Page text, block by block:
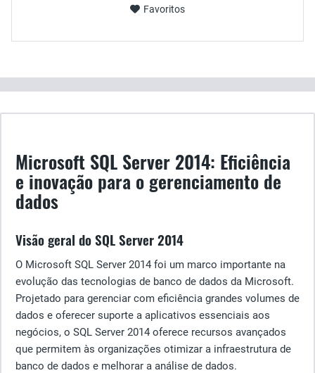
Favoritos
Microsoft SQL Server 2014: Eficiência
e inovação para o gerenciamento de
dados
Visão geral do SQL Server 2014
O Microsoft SQL Server 2014 foi um marco importante na
evolução das tecnologias de banco de dados da Microsoft.
Projetado para gerenciar com eficiência grandes volumes de
dados e oferecer suporte a aplicativos essenciais aos
negócios, o SQL Server 2014 oferece recursos avançados
que permitem às organizações otimizar a infraestrutura de
banco de dados e melhorar a análise de dados.